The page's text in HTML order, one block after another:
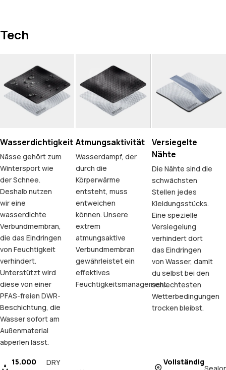
Tech
Wasserdichtigkeit
Nässe gehört zum
Wintersport wie
der Schnee.
Deshalb nutzen
wir eine
wasserdichte
Verbundmembran,
die das Eindringen
von Feuchtigkeit
verhindert.
Unterstützt wird
diese von einer
PFAS-freien DWR-
Beschichtung, die
Wasser sofort am
Außenmaterial
abperlen lässt.
15.000
DRY
Atmungsaktivität
Wasserdampf, der
durch die
Körperwärme
entsteht, muss
entweichen
können. Unsere
extrem
atmungsaktive
Verbundmembran
gewährleistet ein
effektives
Feuchtigkeitsmanagement.
Versiegelte
Nähte
Die Nähte sind die
schwächsten
Stellen jedes
Kleidungsstücks.
Eine spezielle
Versiegelung
verhindert dort
das Eindringen
von Wasser, damit
du selbst bei den
schlechtesten
Wetterbedingungen
trocken bleibst.
Vollständig